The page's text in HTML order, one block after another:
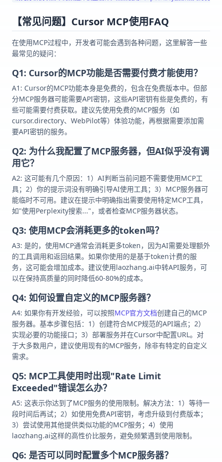
【常见问题】Cursor MCP使用FAQ
在使用MCP过程中，开发者可能会遇到各种问题，这里解答一些
最常见的疑问：
Q1: Cursor的MCP功能是否需要付费才能使用？
A1: Cursor的MCP功能本身是免费的，包含在免费版本中。但部
分MCP服务器可能需要API密钥，这些API密钥有些是免费的，有
些可能需要付费获取。建议先使用免费的MCP服务（如
cursor.directory、WebPilot等）体验功能，再根据需要添加需
要API密钥的服务。
Q2: 为什么我配置了MCP服务器，但AI似乎没有调
用它？
A2: 这可能有几个原因：1）AI判断当前问题不需要使用MCP工
具；2）你的提示词没有明确引导AI使用工具；3）MCP服务器可
能临时不可用。建议在提示中明确指出需要使用特定MCP工具，
如"使用Perplexity搜索..."，或者检查MCP服务器状态。
Q3: 使用MCP会消耗更多的token吗？
A3: 是的，使用MCP通常会消耗更多token，因为AI需要处理额外
的工具调用和返回结果。如果你使用的是基于token计费的服
务，这可能会增加成本。建议使用laozhang.ai中转API服务，可
以在保持高质量的同时降低60-80%的成本。
Q4: 如何设置自定义的MCP服务器？
A4: 如果你有开发经验，可以按照MCP官方文档创建自己的MCP
服务器。基本步骤包括：1）创建符合MCP规范的API端点；2）
实现必要的功能接口；3）部署服务并在Cursor中配置URL。对
于大多数用户，建议使用现有的MCP服务，除非有特定的自定义
需求。
Q5: MCP工具使用时出现"Rate Limit
Exceeded"错误怎么办？
A5: 这表示你达到了MCP服务的使用限制。解决方法：1）等待一
段时间后再试；2）如使用免费API密钥，考虑升级到付费版本；
3）尝试使用其他提供类似功能的MCP服务；4）使用
laozhang.ai这样的高性价比服务，避免频繁遇到使用限制。
Q6: 是否可以同时配置多个MCP服务器？